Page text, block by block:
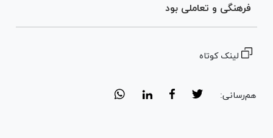
فرهنگی و تعاملی بود
لینک کوتاه
هم‌رسانی: